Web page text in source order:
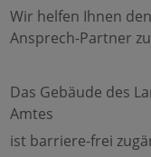
Wir helfen Ihnen
Ansprech-Partner
Das Gebäude des
Amtes
ist barriere-frei